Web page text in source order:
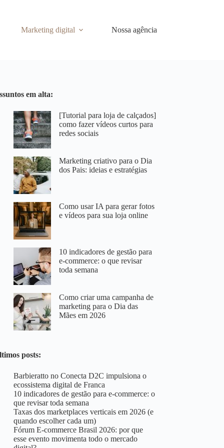
Marketing digital Nossa agência
em alta:
[Tutorial para loja de calçados]
como fazer vídeos curtos para
redes sociais
Marketing criativo para o Dia
dos Pais: ideias e estratégias
Como usar IA para gerar fotos
e vídeos para sua loja online
10 indicadores de gestão para
e-commerce: o que revisar
toda semana
Como criar uma campanha de
marketing para o Dia das
Mães em 2026
posts:
Barbieratto no Conecta D2C impulsiona o
ecossistema digital de Franca
10 indicadores de gestão para e-commerce: o
que revisar toda semana
Taxas dos marketplaces verticais em 2026 (e
quando escolher cada um)
Fórum E-commerce Brasil 2026: por que
esse evento movimenta todo o mercado